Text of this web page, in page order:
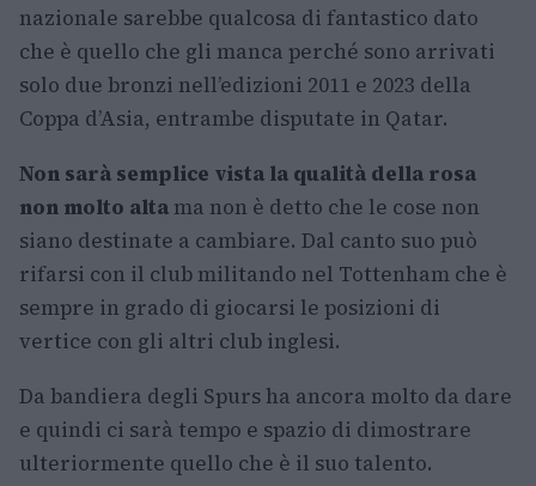
nazionale sarebbe qualcosa di fantastico dato
che è quello che gli manca perché sono arrivati
solo due bronzi nell’edizioni 2011 e 2023 della
Coppa d’Asia, entrambe disputate in Qatar.
Non sarà semplice vista la qualità della rosa
non molto alta ma non è detto che le cose non
siano destinate a cambiare. Dal canto suo può
rifarsi con il club militando nel Tottenham che è
sempre in grado di giocarsi le posizioni di
vertice con gli altri club inglesi.
Da bandiera degli Spurs ha ancora molto da dare
e quindi ci sarà tempo e spazio di dimostrare
ulteriormente quello che è il suo talento.